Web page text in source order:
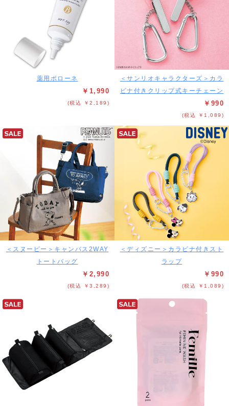
薬用ボローネ
￥1,990
(税込 ￥2,189)
＜サンリオキャラクターズ＞カラ
ビナ付きクリップ式キーチェーン
￥990
(税込 ￥1,089)
＜スヌーピー＞キャンバス2WAY
トートバッグ
￥2,990
(税込 ￥3,289)
＜ディズニー＞カラビナ付きスト
ラップ
￥990
(税込 ￥1,089)